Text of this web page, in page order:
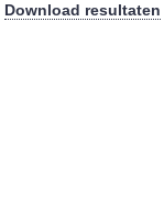
Download resultaten